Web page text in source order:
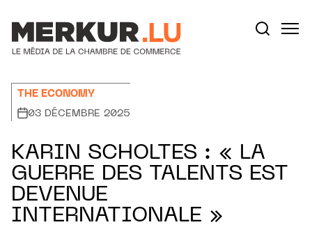
THE ECONOMY
03 DÉCEMBRE 2025
KARIN SCHOLTES : « LA
GUERRE DES TALENTS EST
DEVENUE
INTERNATIONALE »